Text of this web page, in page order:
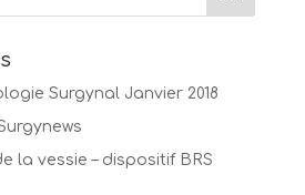
Surgynal Janvier 2018
la vessie – dispositif BRS